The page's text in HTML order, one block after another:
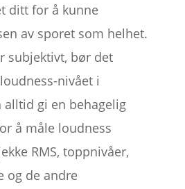
ditt for å kunne
av sporet som helhet.
subjektivt, bør det
nivået i
gi en behagelig
å måle loudness
RMS, toppnivåer,
og de andre